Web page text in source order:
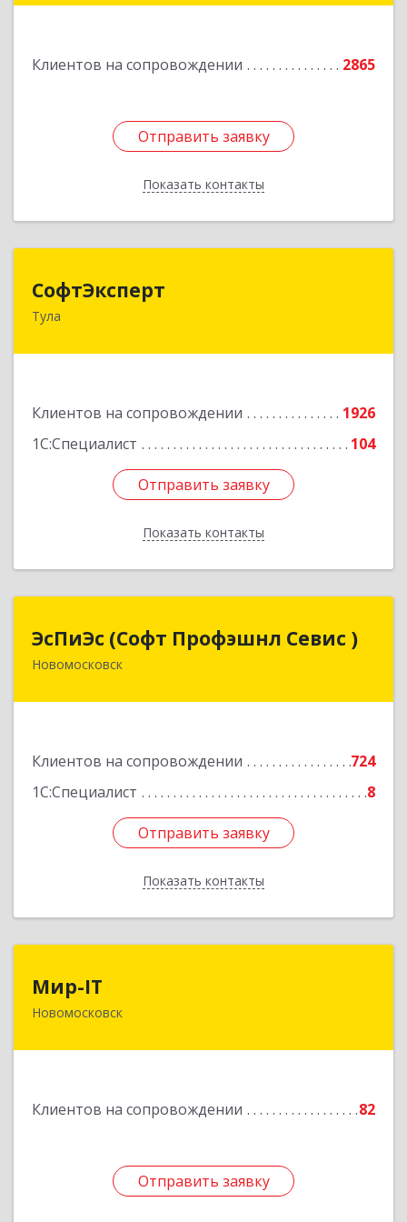
Клиентов на сопровождении 2865
Отправить заявку
Показать контакты
Отправить заявку
Назад
СофтЭксперт
Тула
Клиентов на сопровождении
1926
1С:Специалист
104
Отправить заявку
Показать контакты
300013, Тульская обл, Тула г, Болдина ул, дом №
Отправить заявку
Назад
ЭсПиЭс (Софт Профэшнл Севис )
Новомосковск
Клиентов на сопровождении
724
1С:Специалист
8
Отправить заявку
Показать контакты
ЭсПиЭс (Софт Профэшнл Севис )
301659, Тульская обл, Новомосковский р-н,
Отправить заявку
Назад
Мир-IT
Новомосковск
Клиентов на сопровождении 82
Отправить заявку
301650, Тульская обл, Новомосковск г,
Отправить заявку